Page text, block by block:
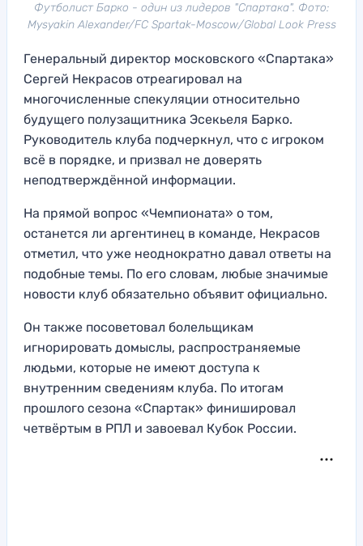
Футболист Барко - один из лидеров "Спартака". Фото:
Mysyakin Alexander/FC Spartak-Moscow/Global Look Press
Генеральный директор московского «Спартака»
Сергей Некрасов отреагировал на
многочисленные спекуляции относительно
будущего полузащитника Эсекьеля Барко.
Руководитель клуба подчеркнул, что с игроком
всё в порядке, и призвал не доверять
неподтверждённой информации.
На прямой вопрос «Чемпионата» о том,
останется ли аргентинец в команде, Некрасов
отметил, что уже неоднократно давал ответы на
подобные темы. По его словам, любые значимые
новости клуб обязательно объявит официально.
Он также посоветовал болельщикам
игнорировать домыслы, распространяемые
людьми, которые не имеют доступа к
внутренним сведениям клуба. По итогам
прошлого сезона «Спартак» финишировал
четвёртым в РПЛ и завоевал Кубок России.